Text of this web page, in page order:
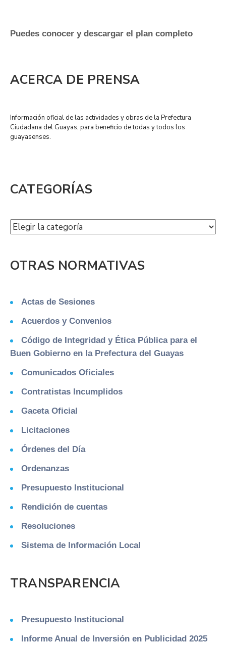
Puedes conocer y descargar el plan completo
ACERCA DE PRENSA
Información oficial de las actividades y obras de la Prefectura
Ciudadana del Guayas, para beneficio de todas y todos los
guayasenses.
CATEGORÍAS
OTRAS NORMATIVAS
Actas de Sesiones
Acuerdos y Convenios
Código de Integridad y Ética Pública para el
Buen Gobierno en la Prefectura del Guayas
Comunicados Oficiales
Contratistas Incumplidos
Gaceta Oficial
Licitaciones
Órdenes del Día
Ordenanzas
Presupuesto Institucional
Rendición de cuentas
Resoluciones
Sistema de Información Local
TRANSPARENCIA
Presupuesto Institucional
Informe Anual de Inversión en Publicidad 2025